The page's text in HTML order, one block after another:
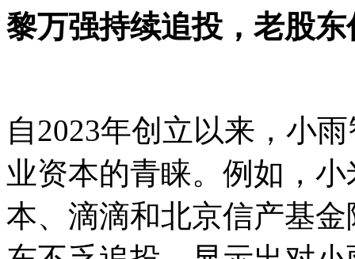
黎万强持续追投，老股
自2023年创立以来，小
业资本的青睐。例如，
本、滴滴和北京信产基